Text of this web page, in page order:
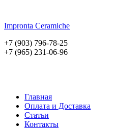
Impronta Ceramiche
+7 (903) 796-78-25
+7 (965) 231-06-96
Главная
Оплата и Доставка
Статьи
Контакты